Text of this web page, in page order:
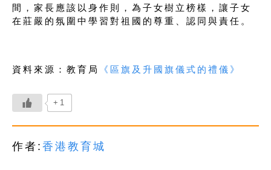
間，家長應該以身作則，為子女樹立榜樣，讓子女
在莊嚴的氛圍中學習對祖國的尊重、認同與責任。
資料來源：教育局 《區旗及升國旗儀式的禮儀》
+1
作者: 香港教育城